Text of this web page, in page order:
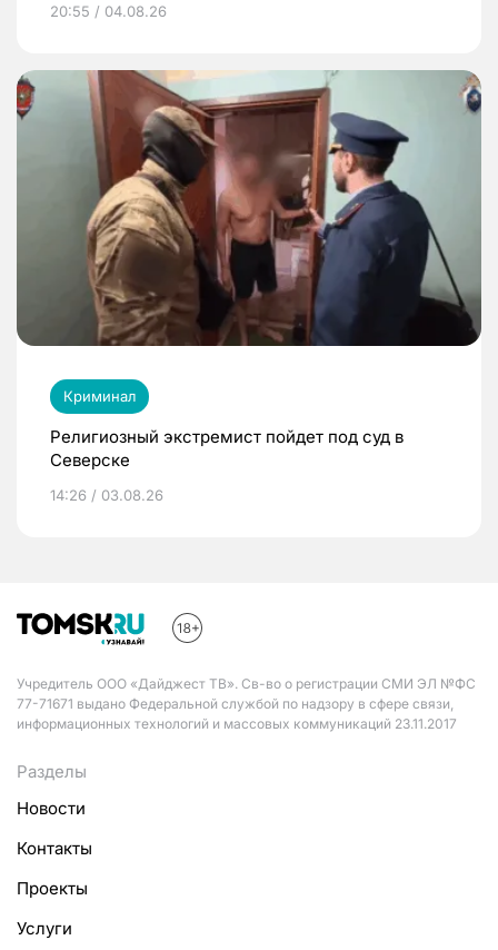
20:55 / 04.08.26
Криминал
Религиозный экстремист пойдет под суд в
Северске
14:26 / 03.08.26
Учредитель ООО «Дайджест ТВ». Св-во о регистрации СМИ ЭЛ №ФС
77-71671 выдано Федеральной службой по надзору в сфере связи,
информационных технологий и массовых коммуникаций 23.11.2017
Разделы
Новости
Контакты
Проекты
Услуги